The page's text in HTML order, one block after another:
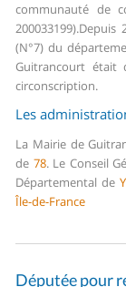
communauté de
200033199).Depuis
(N°7) du
Guitrancourt était
circonscription.
Les
La Mairie de
de 78.Le Conseil
Départemental de
Île-de-France
Députée pour